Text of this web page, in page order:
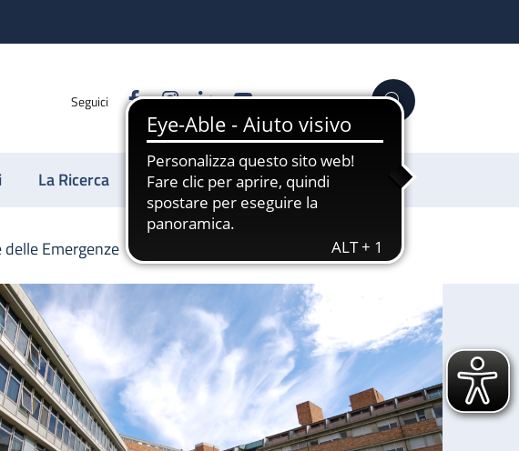
Seguici FacebookInstagram
LinkedinYouTube Cerca
La Ricerca Sostienici
Emergenze